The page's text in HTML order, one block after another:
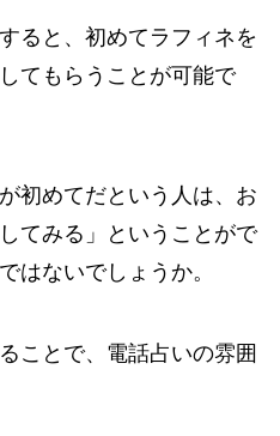
ると、初めてラフィネを
てもらうことが可能で
初めてだという人は、お
てみる」ということがで
はないでしょうか。
ことで、電話占いの雰囲